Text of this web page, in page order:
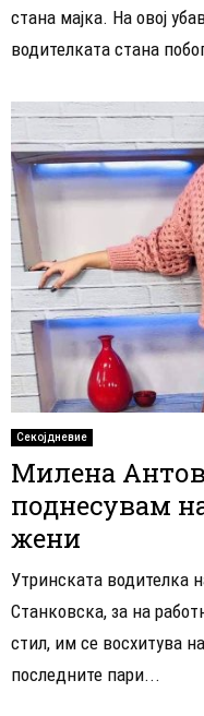
стана мајка. На овој
водителката стана
Секојдневие
Милена
поднесувам
жени
Утринската водителка
Станковска, за на
стил, им се восхитува
последните пари...